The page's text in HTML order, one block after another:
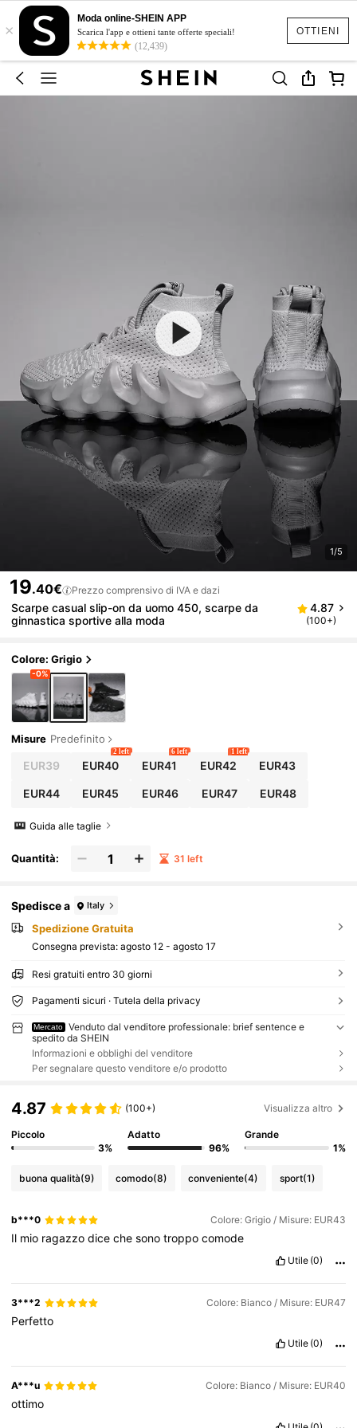
OTTIENI
×
Moda online-SHEIN APP
Scarica l'app e ottieni tante offerte speciali!
(12,439)
1/5
19.40€ Prezzo comprensivo di IVA e dazi
Scarpe casual slip-on da uomo 450, scarpe da
ginnastica sportive alla moda
4.87
(100+)
Colore: Grigio
-0%
Misure Predefinito
EUR39 EUR40
2 left
EUR41
6 left
EUR42
1 left
EUR43
EUR44 EUR45 EUR46 EUR47 EUR48
Guida alle taglie
Quantità: 31 left
Spedisce a Italy
Spedizione Gratuita
Consegna prevista: agosto 12 - agosto 17
Resi gratuiti entro 30 giorni
Pagamenti sicuri · Tutela della privacy
Mercato
Venduto dal venditore professionale: brief sentence e
spedito da SHEIN
Informazioni e obblighi del venditore
Per segnalare questo venditore e/o prodotto
4.87 (100+) Visualizza altro
Piccolo
3%
Adatto
96%
Grande
1%
buona qualità(9) comodo(8) conveniente(4) sport(1)
b***0 Colore: Grigio / Misure: EUR43
Il mio ragazzodicechesonotroppocomode
Utile (0)
3***2 Colore: Bianco / Misure: EUR47
Perfetto
Utile (0)
A***u Colore: Bianco / Misure: EUR40
ottimo